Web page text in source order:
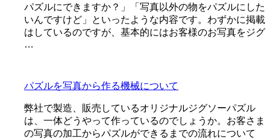
パズルにできますか？」「写真以外の物をパズルにした
いんですけど」といったような内容です。わずかに掲載
はしているのですが、基本的にはお客様のお写真をジグ
…
パズルを写真から作る機械について
弊社で製造、販売しているオリジナルジグソーパズル
は、一体どうやって作っているのでしょうか。お客さま
の写真の加工からパズルができるまでの流れについて